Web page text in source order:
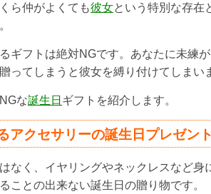
ら仲がよくても彼女という特別な存在
ギフトは絶対NGです。あなたに未練
ってしまうと彼女を縛り付けてしまい
な誕生日 ギフトを紹介します。
アクセサリーの誕生日プレゼン
なく、イヤリングやネックレスなど身
ことの出来ない誕生日の贈り物です。